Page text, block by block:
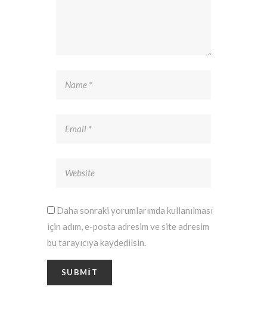
Daha sonraki yorumlarımda kullanılması
için adım, e-posta adresim ve site adresim
bu tarayıcıya kaydedilsin.